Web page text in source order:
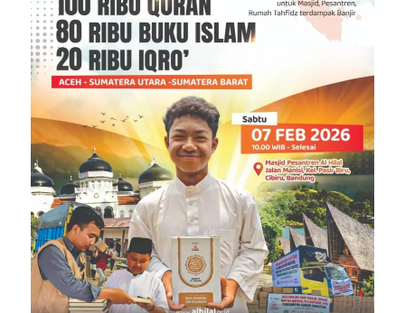
Events
Kontak
Tentang Kami
Pengajuan Bantuan Al Quran